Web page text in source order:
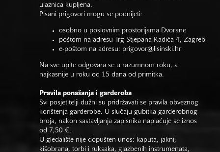
ulaznica kupljena.
Pisani prigovori mogu se podnijeti:
osobno u poslovnim prostorijama Dvorane
poštom na adresu Trg Stjepana Radića 4, Zagreb
e-poštom na adresu: prigovor@lisinski.hr
Na sve upite odgovara se u razumnom roku, a
najkasnije u roku od 15 dana od primitka.
Pravila ponašanja i garderoba
Svi posjetitelji dužni su pridržavati se pravila obveznog
korištenja garderobe. U slučaju gubitka garderobnog
broja, nakon sastavljanja zapisnika naplaćuje se iznos
od 7,50 €.
U gledalište nije dopušten unos: kaputa, jakni,
kišobrana, torbi i ruksaka, glazbenih instrumenata,